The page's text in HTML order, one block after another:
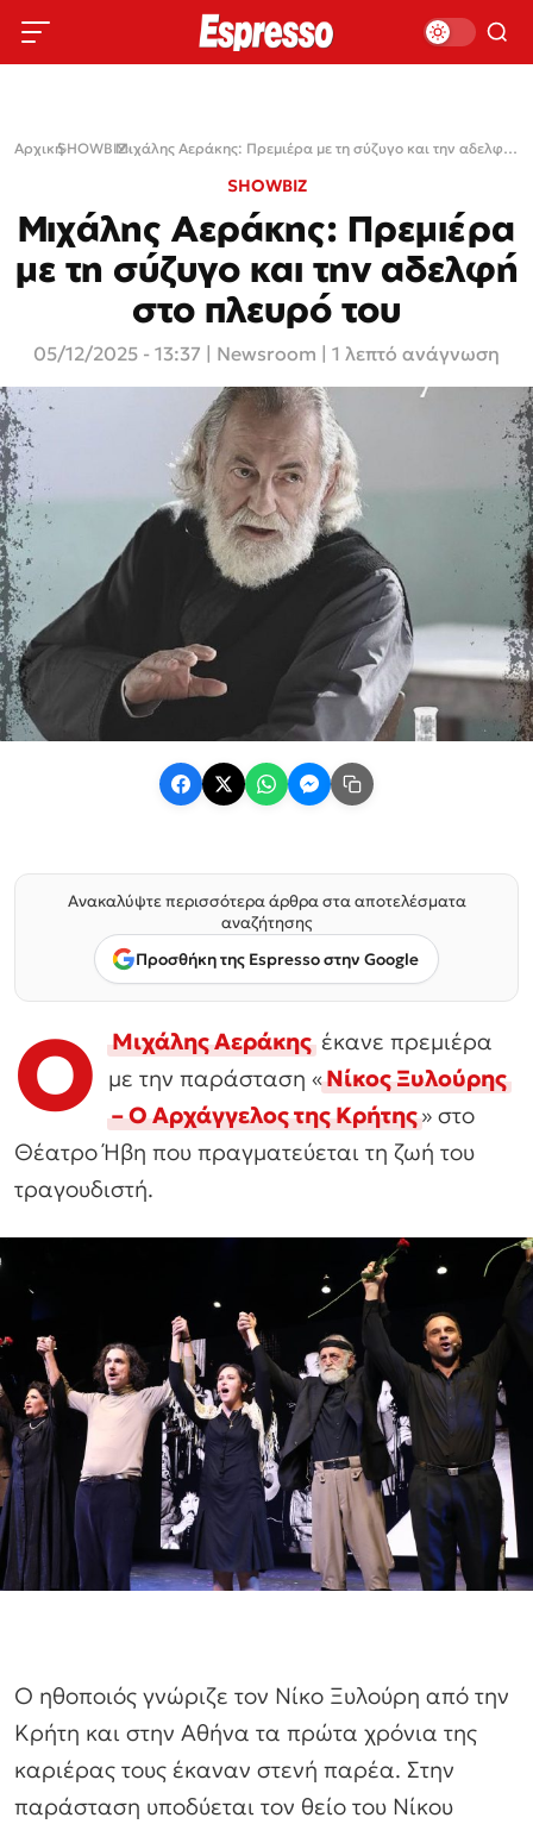
Αρχική›
SHOWBIZ› Μιχάλης Αεράκης: Πρεμιέρα με τη σύζυγο και την αδελφή στο πλευρό του
SHOWBIZ
Μιχάλης Αεράκης: Πρεμιέρα
με τη σύζυγο και την αδελφή
στο πλευρό του
05/12/2025 - 13:37 Newsroom | 1 λεπτό ανάγνωση
Ανακαλύψτε περισσότερα άρθρα στα αποτελέσματα
αναζήτησης
Προσθήκη της Espresso στην Google
Ο Μιχάλης Αεράκηςέκανε πρεμιέρα
με την παράσταση «Νίκος Ξυλούρης
– Ο Αρχάγγελος της Κρήτης» στο
Θέατρο Ήβη που πραγματεύεται τη ζωή του
τραγουδιστή.
Ο ηθοποιός γνώριζε τον Νίκο Ξυλούρη από την
Κρήτη και στην Αθήνα τα πρώτα χρόνια της
καριέρας τους έκαναν στενή παρέα. Στην
παράσταση υποδύεται τον θείο του Νίκου